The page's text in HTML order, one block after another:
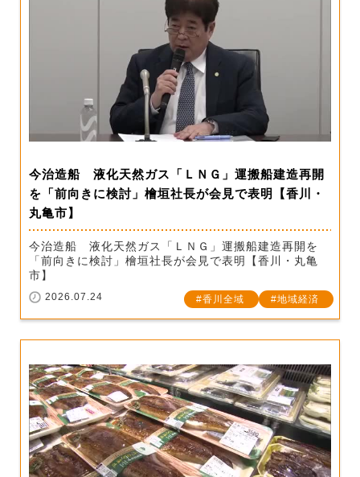
今治造船 液化天然ガス「ＬＮＧ」運搬船建造再開
を「前向きに検討」檜垣社長が会見で表明【香川・
丸亀市】
今治造船 液化天然ガス「ＬＮＧ」運搬船建造再開を
「前向きに検討」檜垣社長が会見で表明【香川・丸亀
市】
2026.07.24 香川全域 地域経済